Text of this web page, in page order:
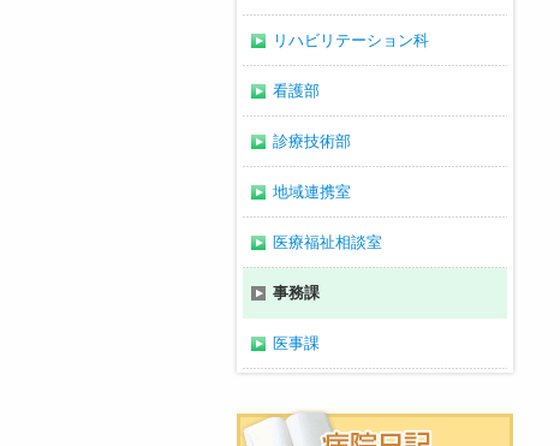
リハビリテーション科
看護部
診療技術部
地域連携室
医療福祉相談室
事務課
医事課